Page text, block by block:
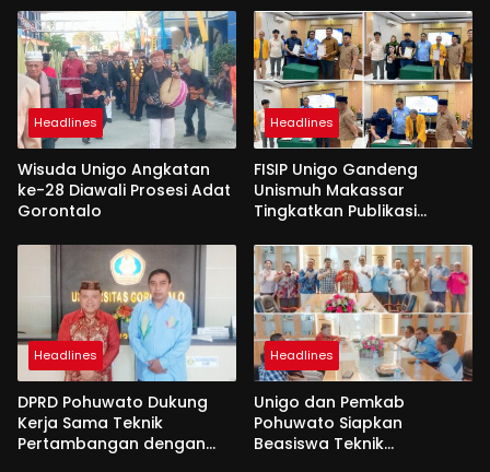
Headlines
Wisuda Unigo Angkatan
ke-28 Diawali Prosesi Adat
Gorontalo
Headlines
FISIP Unigo Gandeng
Unismuh Makassar
Tingkatkan Publikasi
Headlines
DPRD Pohuwato Dukung
Kerja Sama Teknik
Pertambangan dengan
Headlines
Unigo dan Pemkab
Pohuwato Siapkan
Beasiswa Teknik